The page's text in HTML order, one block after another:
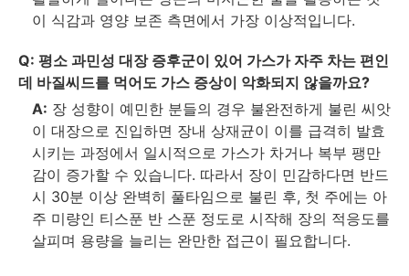
이 식감과 영양 보존 측면에서 가장 이상적입니다.
Q: 평소 과민성 대장 증후군이 있어 가스가 자주 차는 편인
데 바질씨드를 먹어도 가스 증상이 악화되지 않을까요?
A: 장 성향이 예민한 분들의 경우 불완전하게 불린 씨앗
이 대장으로 진입하면 장내 상재균이 이를 급격히 발효
시키는 과정에서 일시적으로 가스가 차거나 복부 팽만
감이 증가할 수 있습니다. 따라서 장이 민감하다면 반드
시 30분 이상 완벽히 풀타임으로 불린 후, 첫 주에는 아
주 미량인 티스푼 반 스푼 정도로 시작해 장의 적응도를
살피며 용량을 늘리는 완만한 접근이 필요합니다.